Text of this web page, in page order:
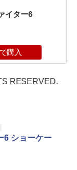
イター6
購入
RESERVED.
6 ショーケー